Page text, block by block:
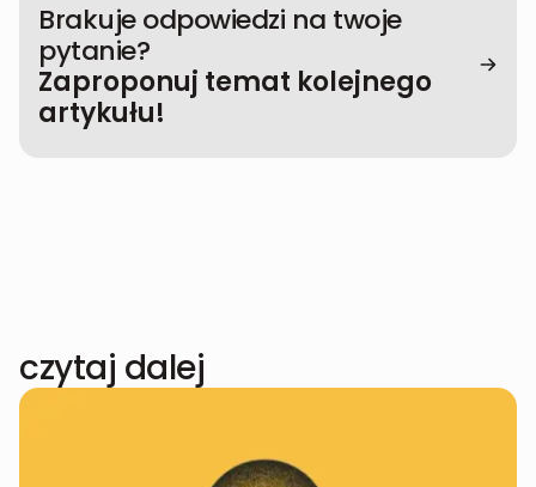
Brakuje odpowiedzi na twoje
pytanie?
Zaproponuj temat kolejnego
artykułu!
czytaj dalej